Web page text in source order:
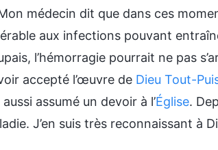
médecin dit que dans ces
aux infections pouvant
l’hémorragie pourrait ne pas
accepté l’œuvre de Dieu Tout-
assumé un devoir à l’Église.
J’en suis très reconnaissant à